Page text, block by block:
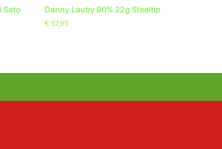
Sato Danny Lauby 90% 22g Steeltip
€ 57,95